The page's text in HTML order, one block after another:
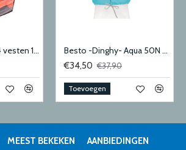
Besto - Tas met 4 vesten 100N adult
Besto -Dinghy- Aqua 50N Medium
€34,50 €37,90
Toevoegen
MEEST BEKEKEN AANBIEDINGEN